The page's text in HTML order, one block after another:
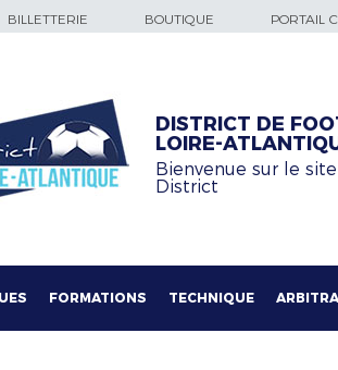
BILLETTERIE BOUTIQUE PORTAIL
DISTRICT DE
LOIRE-
Bienvenue sur le
District
FORMATIONS TECHNIQUE